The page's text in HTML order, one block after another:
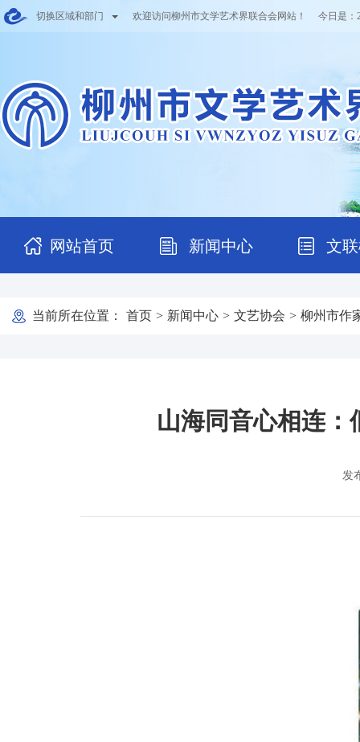
切换区域和部门 欢迎访问柳州市文学艺术界联合会网站！ 今日是：
网站首页 新闻中心 文
当前所在位置： 首页 > 新闻中心 > 文艺协会 > 柳州市作
山海同音心相连：
发